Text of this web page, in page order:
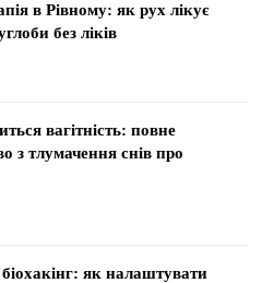
в Рівному: як рух лікує
без ліків
вагітність: повне
з тлумачення снів про
як налаштувати